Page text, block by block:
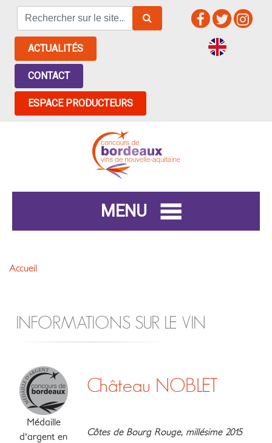
ACTUALITÉS
CONTACT
ESPACE PRODUCTEURS
MENU
Accueil
INFORMATIONS SUR LE VIN
Médaille
d'argent en
Château NOBLET
Côtes de Bourg Rouge, millésime 2015